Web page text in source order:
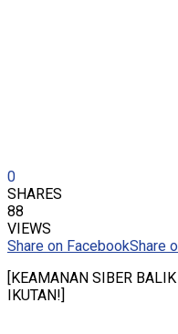
0
SHARES
88
VIEWS
Share on FacebookShare
[KEAMANAN SIBER
IKUTAN!]